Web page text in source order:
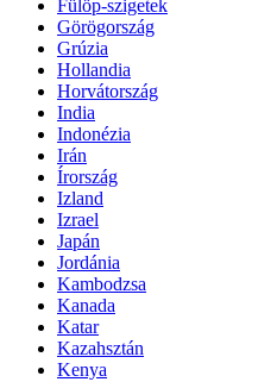
Fülöp-szigetek
Görögország
Grúzia
Hollandia
Horvátország
India
Indonézia
Irán
Írország
Izland
Izrael
Japán
Jordánia
Kambodzsa
Kanada
Katar
Kazahsztán
Kenya